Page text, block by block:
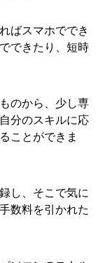
ばスマホででき
できたり、短時
のから、少し専
分のスキルに応
ことができま
し、そこで気に
数料を引かれた